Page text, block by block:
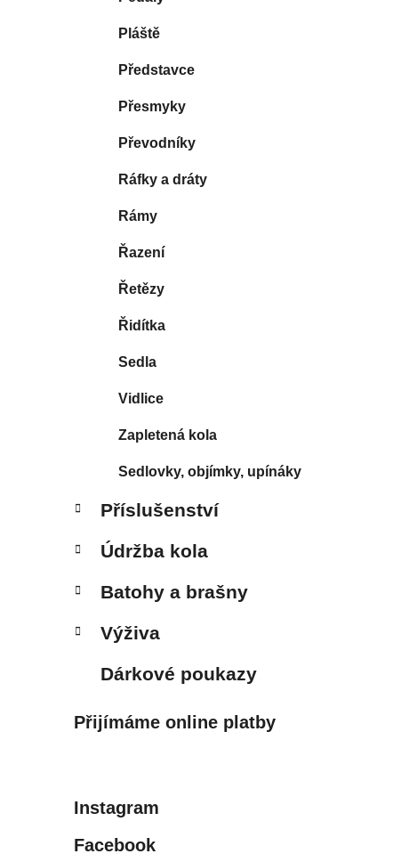
Pláště
Představce
Přesmyky
Převodníky
Ráfky a dráty
Rámy
Řazení
Řetězy
Řidítka
Sedla
Vidlice
Zapletená kola
Sedlovky, objímky, upínáky
Příslušenství
Údržba kola
Batohy a brašny
Výživa
Dárkové poukazy
Přijímáme online platby
Instagram
Facebook